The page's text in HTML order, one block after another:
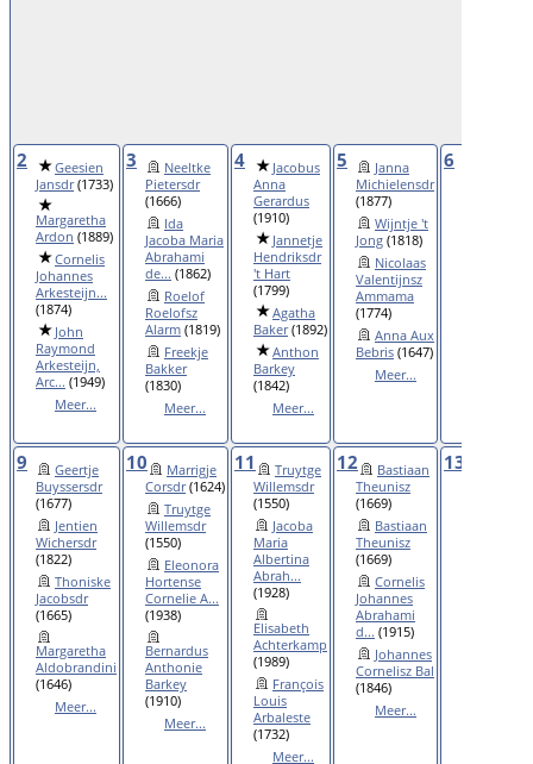
2
Geesien
Jansdr(1733)
Margaretha
Ardon (1889)
Cornelis
Johannes
Arkesteijn...
(1874)
John
Raymond
Arkesteijn,
Arc... (1949)
Meer...
3
Neeltke
Pietersdr
(1666)
Ida
Jacoba Maria
Abrahami
de... (1862)
Roelof
Roelofsz
Alarm (1819)
Freekje
Bakker
(1830)
Meer...
4
Jacobus
Anna
Gerardus
(1910)
Jannetje
Hendriksdr
't Hart
(1799)
Agatha
Baker(1892)
Anthon
Barkey
(1842)
Meer...
5
Janna
Michielensdr
(1877)
Wijntje 't
Jong (1818)
Nicolaas
Valentijnsz
Ammama
(1774)
Anna Aux
Bebris (1647)
Meer...
6
9
Geertje
Buyssersdr
(1677)
Jentien
Wichersdr
(1822)
Thoniske
Jacobsdr
(1665)
Margaretha
Aldobrandini
(1646)
Meer...
10
Marrigje
Corsdr(1624)
Truytge
Willemsdr
(1550)
Eleonora
Hortense
Cornelie A...
(1938)
Bernardus
Anthonie
Barkey
(1910)
Meer...
11
Truytge
Willemsdr
(1550)
Jacoba
Maria
Albertina
Abrah...
(1928)
Elisabeth
Achterkamp
(1989)
François
Louis
Arbaleste
(1732)
Meer...
12
Bastiaan
Theunisz
(1669)
Bastiaan
Theunisz
(1669)
Cornelis
Johannes
Abrahami
d... (1915)
Johannes
Cornelisz Bal
(1846)
Meer...
13